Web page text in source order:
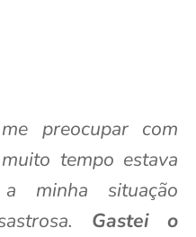
preocupar com
tempo estava
minha situação
Gastei o